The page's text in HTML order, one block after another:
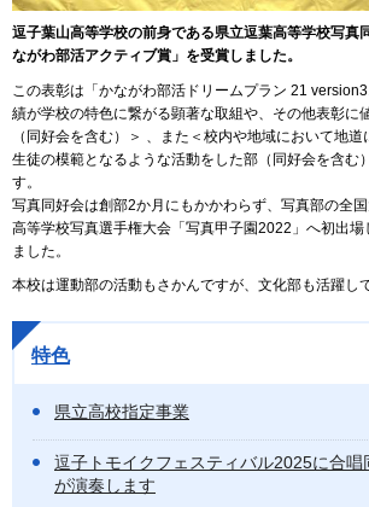
逗子葉山高等学校の前身である県立逗葉高等学校写真
ながわ部活アクティブ賞」を受賞しました。
この表彰は「かながわ部活ドリームプラン 21
績が学校の特色に繋がる顕著な取組や、その他表彰に
（同好会を含む）＞ 、また＜校内や地域において地道
生徒の模範となるような活動をした部（同好会を含む
す。
写真同好会は創部2か月にもかかわらず、写真部の全
高等学校写真選手権大会「写真甲子園2022」へ初出
ました。
本校は運動部の活動もさかんですが、文化部も活躍し
特色
県立高校指定事業
逗子トモイクフェスティバル2025に合唱
が演奏します